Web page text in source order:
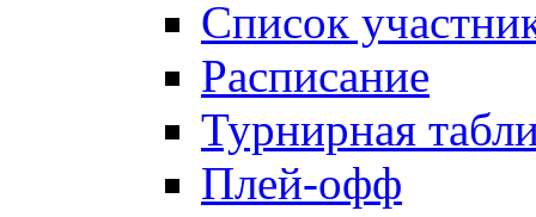
Список
Расписание
Турнирная
Плей-офф